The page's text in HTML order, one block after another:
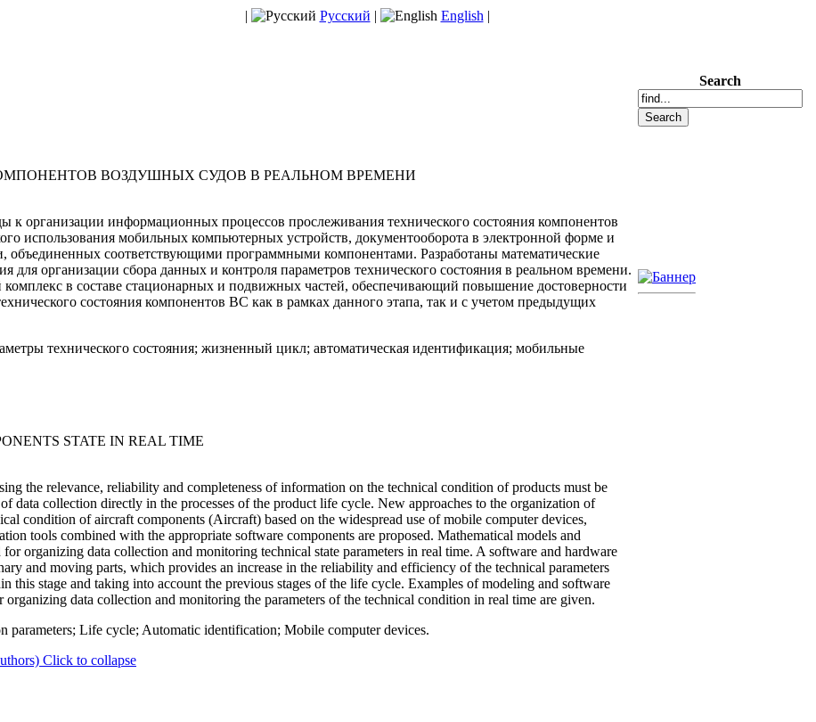
| Русский | English |
ВОЗДУШНЫХ СУДОВ В РЕАЛЬНОМ ВРЕМЕНИ
организации информационных процессов прослеживания технического состояния компонентов
использования мобильных компьютерных устройств, документооборота в электронной форме и
объединенных соответствующими программными компонентами. Разработаны математические
для организации сбора данных и контроля параметров технического состояния в реальном времени.
в составе стационарных и подвижных частей, обеспечивающий повышение достоверности
состояния компонентов ВС как в рамках данного этапа, так и с учетом предыдущих
технического состояния; жизненный цикл; автоматическая идентификация; мобильные
STATE IN REAL TIME
the relevance, reliability and completeness of information on the technical condition of products must be
data collection directly in the processes of the product life cycle. New approaches to the organization of
condition of aircraft components (Aircraft) based on the widespread use of mobile computer devices,
tools combined with the appropriate software components are proposed. Mathematical models and
organizing data collection and monitoring technical state parameters in real time. A software and hardware
and moving parts, which provides an increase in the reliability and efficiency of the technical parameters
this stage and taking into account the previous stages of the life cycle. Examples of modeling and software
data collection and monitoring the parameters of the technical condition in real time are given.
parameters; Life cycle; Automatic identification; Mobile computer devices.
Click to collapse
Search